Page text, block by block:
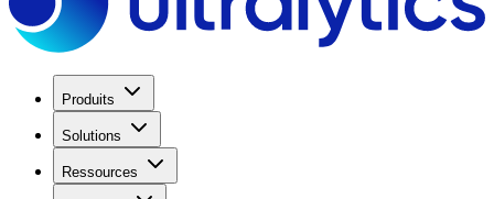
Produits
Solutions
Ressources